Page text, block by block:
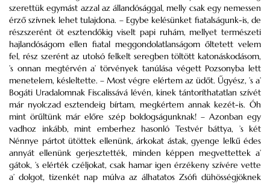
szerettük egymást azzal az állandósággal, melly csak egy nemessen
érző szívnek lehet tulajdona. – Egybe kelésünket fiatalságunk-is, de
részszerént öt esztendőkig viselt papi ruhám, mellyet természeti
hajlandóságom ellen fiatal meggondolatlanságom őltetett velem
fel, rész szerént az utolsó felkelt seregben töltött katonáskodásom,
’s onnan megtérvén a’ törvények tanúlása végett Pozsonyba lett
menetelem, késleltette. – Most végre elértem az üdőt. Űgyész, ’s a’
Bogáti Uradalomnak Fiscalissává lévén, kinek tántoríthatatlan szívét
már nyolczad esztendeig bírtam, megkértem annak kezét-is. Óh
mint örűltünk már előre szép boldogságunknak! – Azonban egy
vadhoz inkább, mint emberhez hasonló Testvér báttya, ’s két
Nénnye pártot ütöttek ellenünk, árkokat ástak, gyenge lelkű édes
annyát ellenünk gerjesztették, minden képpen megvettettek a’
gátok, ’s elérték czéljokat, csak hamar igen érzékeny szívére vette
a’ dolgot, tizenkét nap múlva az álhatatos Zsófi dühösségjöknek